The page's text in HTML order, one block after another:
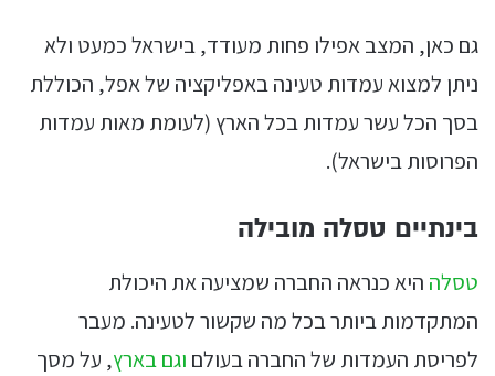
גם כאן, המצב אפילו פחות מעודד, בישראל כמעט ולא
ניתן למצוא עמדות טעינה באפליקציה של אפל, הכוללת
בסך הכל עשר עמדות בכל הארץ (לעומת מאות עמדות
הפרוסות בישראל).
בינתיים טסלה מובילה
טסלה היא כנראה החברה שמציעה את היכולת
המתקדמות ביותר בכל מה שקשור לטעינה. מעבר
לפריסת העמדות של החברה בעולם וגם בארץ, על מסך